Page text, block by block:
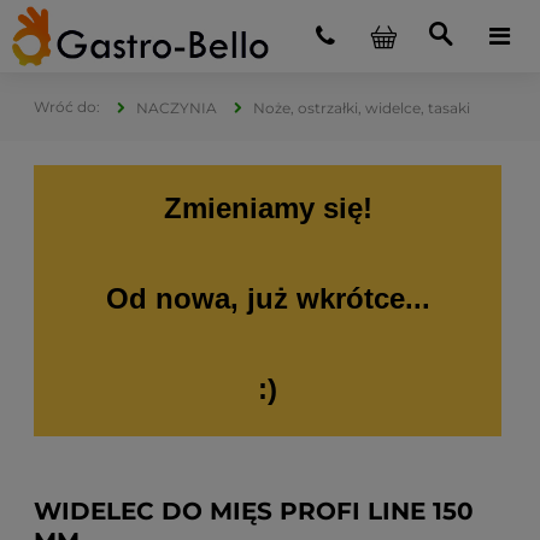
NACZYNIA Noże, ostrzałki, widelce, tasaki
Zmieniamy się!
Od nowa, już wkrótce...
:)
WIDELEC DO MIĘS PROFI LINE 150